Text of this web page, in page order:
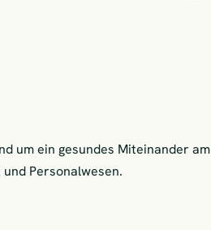
um ein gesundes Miteinander am
Personalwesen.